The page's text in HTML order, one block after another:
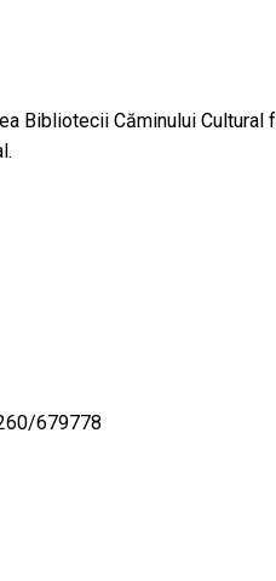
Bibliotecii Căminului Cultural
679778